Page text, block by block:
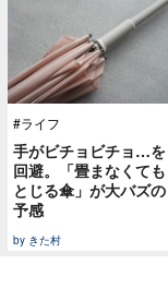
#ライフ
手がビチョビチョ…を
回避。「畳まなくても
とじる傘」が大バズの
予感
by きた村